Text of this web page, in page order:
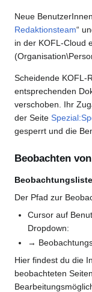
Neue
Redaktionsteam“
in der KOFL-Cloud
Scheidende KOFL-
entsprechenden
verschoben. Ihr
der Seite
gesperrt und die
Beobachten
Beobachtungsliste
Der Pfad zur
Cursor auf
Dropdown:
→
Hier findest du die
beobachteten